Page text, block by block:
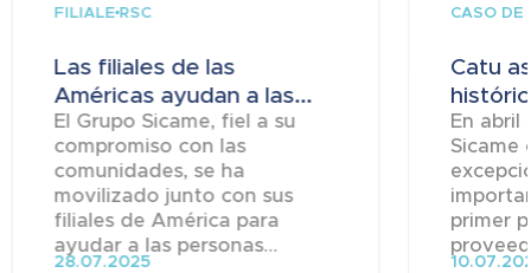
FILIALERSC
Las filiales de las
Américas ayudan a las...
El Grupo Sicame, fiel a su
compromiso con las
comunidades, se ha
movilizado junto con sus
filiales de América para
ayudar a las personas...
28.07.2025
CASO DE
Catu
En abril
Sicame
primer